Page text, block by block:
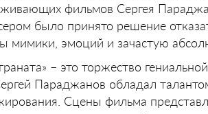
фильмов Сергея
было принято решение
мимики, эмоций и зачастую
– это торжество
Параджанов обладал
Сцены фильма